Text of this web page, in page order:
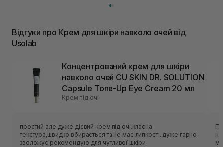
Відгуки про Крем для шкіри навколо очей від
Usolab
Концентрований крем для шкіри
навколо очей CU SKIN DR. SOLUTION
Capsule Tone-Up Eye Cream 20 мл
Крем під очі
простий але дуже дієвий крем під очі.класна
текстура,швидко вбирається та не має липкості. дуже гарно
зволожує!рекомендую для чутливої шкіри.
менш